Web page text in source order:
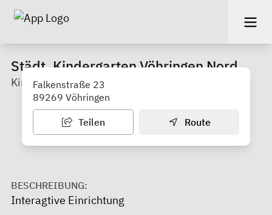
Städt. Kindergarten Vöhringen Nord
Kindergarten
Falkenstraße 23
89269 Vöhringen
Teilen Route
BESCHREIBUNG:
Interagtive Einrichtung